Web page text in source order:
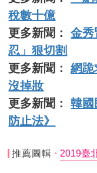
稅數十億
更多新聞：金
忍」狠切割
更多新聞：網跪
沒掉妝
更多新聞：韓國
防止法》
推薦圖輯 2019臺